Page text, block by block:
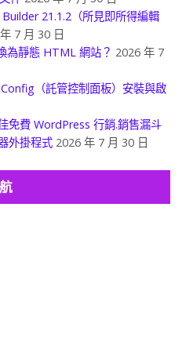
Builder 21.1.2（所見即所得編輯
7 月 30 日
為靜態 HTML 網站？ 2026 年 7
（託管控制面板）安裝與啟
免費 WordPress 行銷.銷售漏斗
外掛程式 2026 年 7 月 30 日